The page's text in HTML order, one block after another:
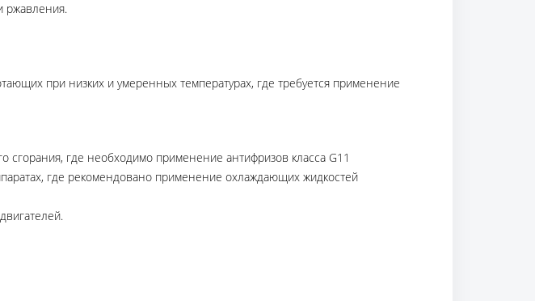
ржавления.
при низких и умеренных температурах, где требуется применение
где необходимо применение антифризов класса G11
где рекомендовано применение охлаждающих жидкостей